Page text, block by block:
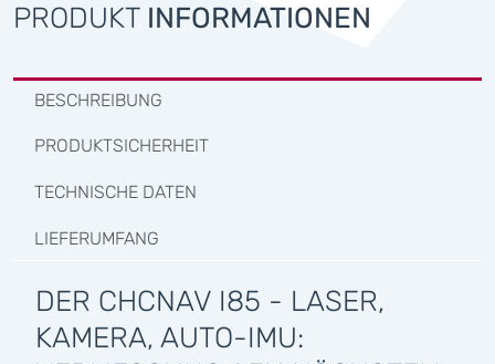
PRODUKT INFORMATIONEN
BESCHREIBUNG
PRODUKTSICHERHEIT
TECHNISCHE DATEN
LIEFERUMFANG
DER CHCNAV I85 - LASER,
KAMERA, AUTO-IMU: